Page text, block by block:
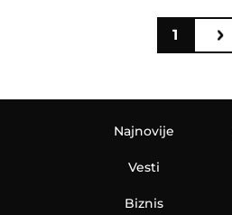
1
Najnovije
Vesti
Biznis